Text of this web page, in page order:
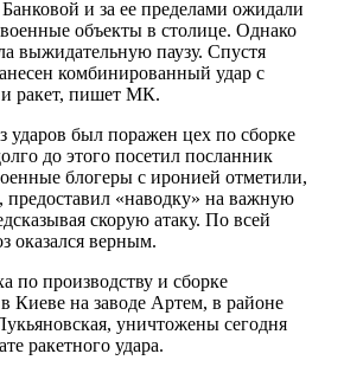
и за ее пределами ожидали
объекты в столице. Однако
выжидательную паузу. Спустя
комбинированный удар с
ракет, пишет МК.
ударов был поражен цех по сборке
до этого посетил посланник
блогеры с иронией отметили,
предоставил «наводку» на важную
скорую атаку. По всей
оказался верным.
по производству и сборке
на заводе Артем, в районе
уничтожены сегодня
ракетного удара.